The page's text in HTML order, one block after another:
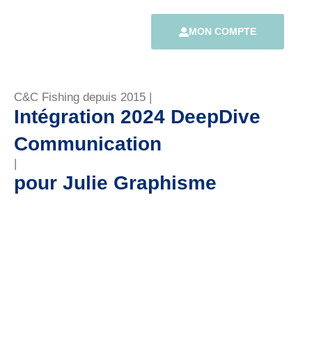
MON COMPTE
C&C Fishing depuis 2015 |
Intégration 2024 DeepDive
Communication
|
pour Julie Graphisme